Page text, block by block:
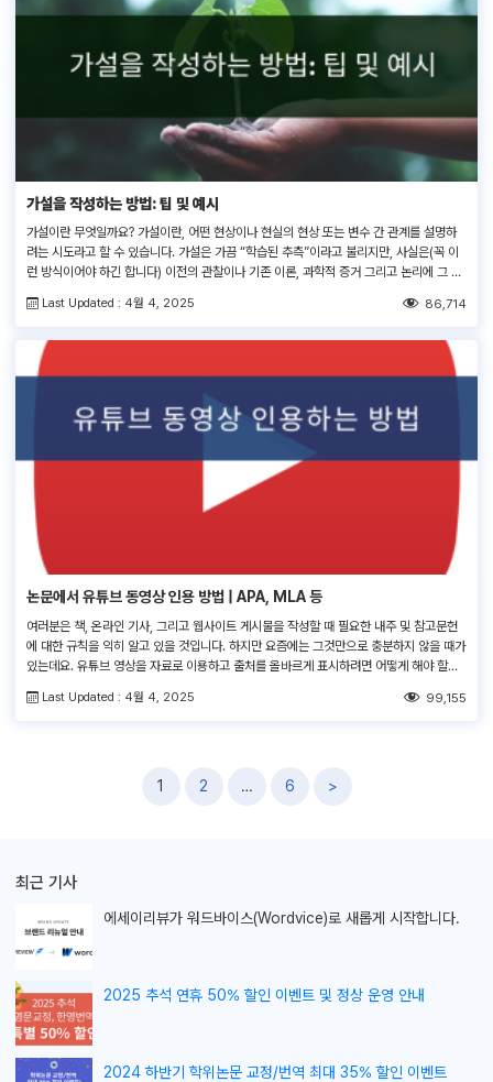
가설을 작성하는 방법: 팁 및 예시
가설이란 무엇일까요? 가설이란, 어떤 현상이나 현실의 현상 또는 변수 간 관계를 설명하
려는 시도라고 할 수 있습니다. 가설은 가끔 “학습된 추측”이라고 불리지만, 사실은(꼭 이
런 방식이어야 하긴 합니다) 이전의 관찰이나 기존 이론, 과학적 증거 그리고 논리에 그 근
설에 근거(해야) 합니다. 예를 들어, “우리는 KLF2 쥐 […]
Last Updated : 4월 4, 2025 86,714
논문에서 유튜브 동영상 인용 방법 | APA, MLA 등
여러분은 책, 온라인 기사, 그리고 웹사이트 게시물을 작성할 때 필요한 내주 및 참고문헌
에 대한 규칙을 익히 알고 있을 것입니다. 하지만 요즘에는 그것만으로 충분하지 않을 때가
있는데요. 유튜브 영상을 자료로 이용하고 출처를 올바르게 표시하려면 어떻게 해야 할까
습니다. 먼저 필요한 정보를 어디서 찾을 수 있는지 살펴보겠습니다. 아래 […]
Last Updated : 4월 4, 2025 99,155
이
1 2 … 6 >
최근 기사
에세이리뷰가 워드바이스(Wordvice)로 새롭게 시작합니다.
2025 추석 연휴 50% 할인 이벤트 및 정상 운영 안내
2024 하반기 학위논문 교정/번역 최대 35% 할인 이벤트